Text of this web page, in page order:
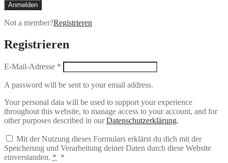
Anmelden
Not a member?Registrieren
Registrieren
E-Mail-Adresse *
A password will be sent to your email address.
Your personal data will be used to support your experience
throughout this website, to manage access to your account, and for
other purposes described in ourDatenschutzerklärung.
Mit der Nutzung dieses Formulars erklärst du dich mit der
Speicherung und Verarbeitung deiner Daten durch diese Website
einverstanden. * *